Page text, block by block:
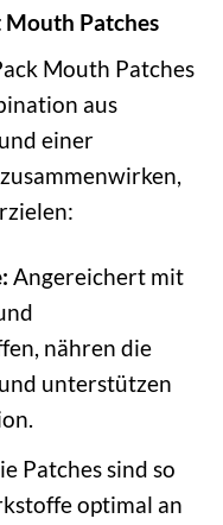
Patches
Mouth Patches
aus
einer
Angereichert mit
nähren die
unterstützen
Patches sind so
optimal an